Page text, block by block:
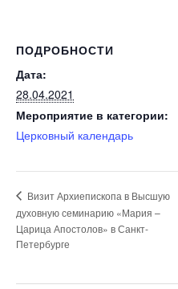
ПОДРОБНОСТИ
Дата:
28.04.2021
Мероприятие в категории:
Церковный календарь
Визит Архиепископа в Высшую
духовную семинарию «Мария –
Царица Апостолов» в Санкт-
Петербурге